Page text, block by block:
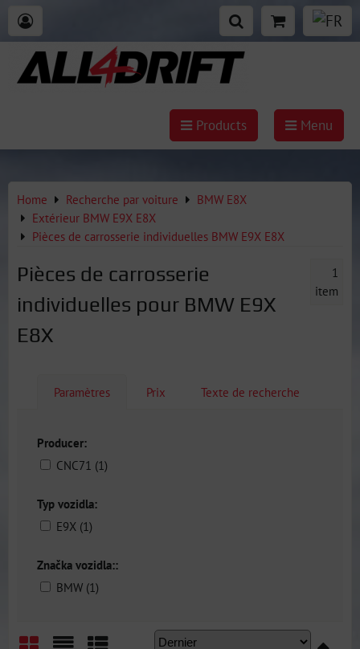
Products Menu
Home Recherche par voiture
BMW E8X
Extérieur BMW E9X E8X
Pièces de carrosserie individuelles BMW E9X E8X
Pièces de carrosserie
individuelles pour BMW E9X
E8X
1
item
Paramètres Prix Texte de recherche
Producer:
CNC71 (1)
Typ vozidla:
E9X (1)
Značka vozidla::
BMW (1)